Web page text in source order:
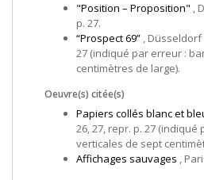
"Position – Proposition" ,
p. 27.
“Prospect 69” , Düsseldorf
27 (indiqué par erreur :
centimètres de large).
Oeuvre(s) citée(s)
Papiers collés blanc et
26, 27, repr. p. 27
verticales de sept
Affichages sauvages ,